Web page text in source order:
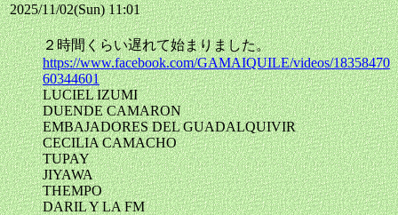
2025/11/02(Sun) 11:01
２時間くらい遅れて始まりました。
https://www.facebook.com/GAMAIQUILE/videos/18358470
60344601
LUCIEL IZUMI
DUENDE CAMARON
EMBAJADORES DEL GUADALQUIVIR
CECILIA CAMACHO
TUPAY
JIYAWA
THEMPO
DARIL Y LA FM